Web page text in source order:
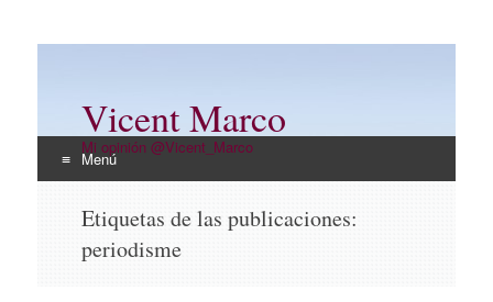
Vicent Marco
Mi opinión @Vicent_Marco
Menú
contenido
Etiquetas de las publicaciones:
periodisme